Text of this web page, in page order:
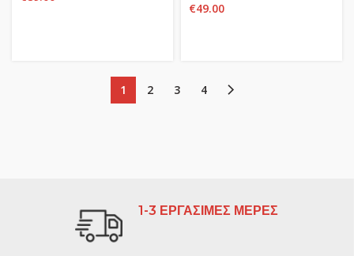
€49.00
1 2 3 4
1-3 ΕΡΓΑΣΙΜΕΣ ΜΕΡΕΣ